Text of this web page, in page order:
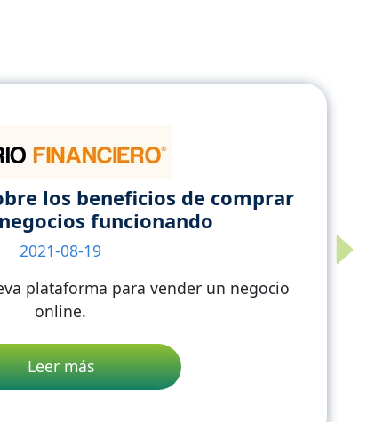
los beneficios de comprar
funcionando
2021-08-19
plataforma para vender un negocio
online.
Leer más